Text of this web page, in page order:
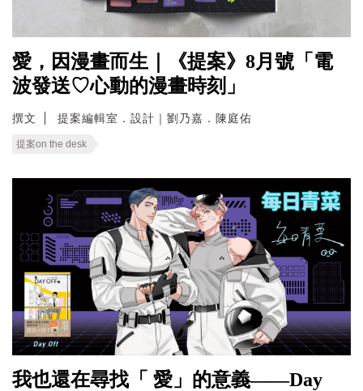
愛，因漫畫而生｜《提案》8月號「電
波發送♡心動的漫畫時刻」
撰文 提案編輯室．設計｜劉乃嘉．陳庭佑
提案on the desk
我也還在尋找「 愛」的意義——Day